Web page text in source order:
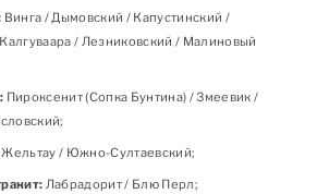
Винга / Дымовский / Капустинский /
/ Лезниковский / Малиновый
Пироксенит (Сопка Бунтина) / Змеевик /
/ Южно-Султаевский;
Лабрадорит / Блю Перл;